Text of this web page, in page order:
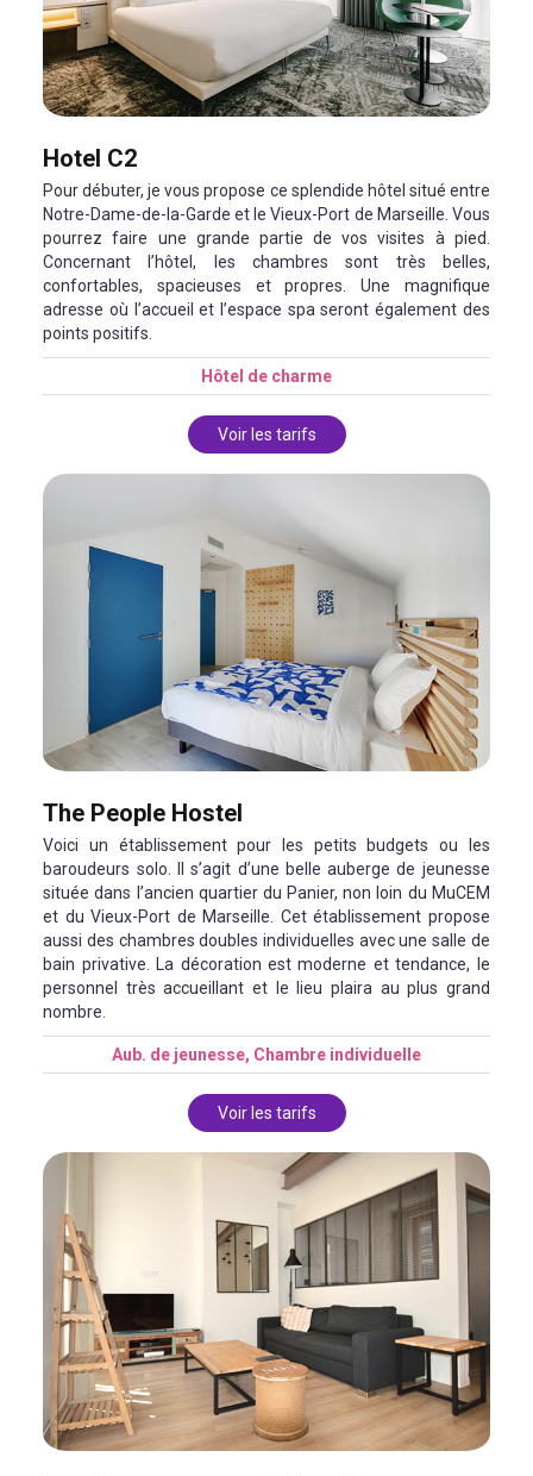
Hotel C2
Pour débuter, je vous propose ce splendide hôtel situé entre
Notre-Dame-de-la-Garde et le Vieux-Port de Marseille. Vous
pourrez faire une grande partie de vos visites à pied.
Concernant l’hôtel, les chambres sont très belles,
confortables, spacieuses et propres. Une magnifique
adresse où l’accueil et l’espace spa seront également des
points positifs.
Hôtel de charme
Voir les tarifs
The People Hostel
Voici un établissement pour les petits budgets ou les
baroudeurs solo. Il s’agit d’une belle auberge de jeunesse
située dans l’ancien quartier du Panier, non loin du MuCEM
et du Vieux-Port de Marseille. Cet établissement propose
aussi des chambres doubles individuelles avec une salle de
bain privative. La décoration est moderne et tendance, le
personnel très accueillant et le lieu plaira au plus grand
nombre.
Aub. de jeunesse, Chambre individuelle
Voir les tarifs